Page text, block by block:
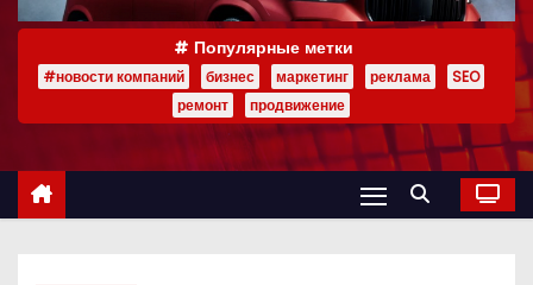
р
Популярные метки
#новости компаний бизнес маркетинг реклама
SEO
ремонт
продвижение